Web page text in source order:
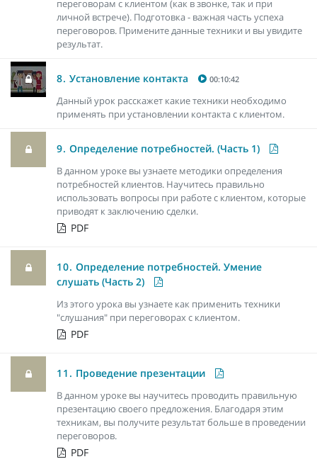
переговорам с клиентом (как в звонке, так и при
личной встрече). Подготовка - важная часть успеха
переговоров. Примените данные техники и вы увидите
результат.
8. Установление контакта 00:10:42
Данный урок расскажет какие техники необходимо
применять при установлении контакта с клиентом.
9. Определение потребностей. (Часть 1)
В данном уроке вы узнаете методики определения
потребностей клиентов. Научитесь правильно
использовать вопросы при работе с клиентом, которые
приводят к заключению сделки.
PDF
10. Определение потребностей. Умение
слушать (Часть 2)
Из этого урока вы узнаете как применить техники
"слушания" при переговорах с клиентом.
PDF
11. Проведение презентации
В данном уроке вы научитесь проводить правильную
презентацию своего предложения. Благодаря этим
техникам, вы получите результат больше в проведении
переговоров.
PDF